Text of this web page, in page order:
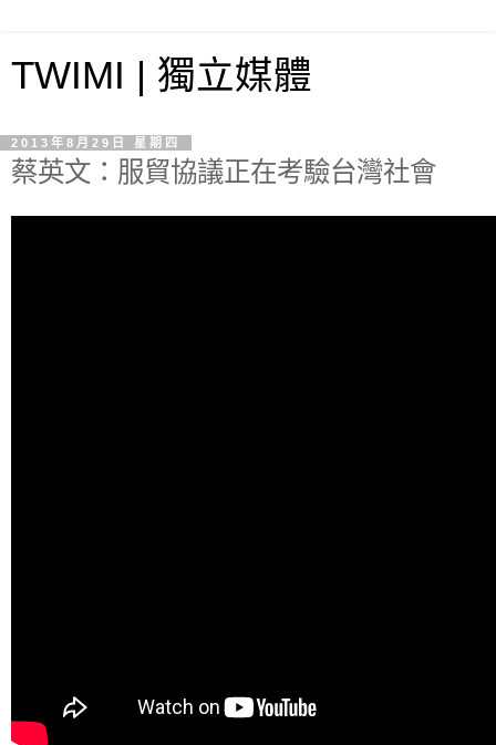
TWIMI | 獨立媒體
2013年8月29日 星期四
蔡英文：服貿協議正在考驗台灣社會